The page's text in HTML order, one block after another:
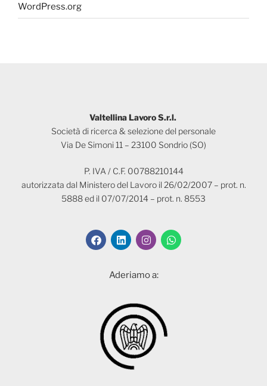
WordPress.org
Valtellina Lavoro S.r.l.
Società di ricerca & selezione del personale
Via De Simoni 11 – 23100 Sondrio (SO)
P. IVA / C.F. 00788210144
autorizzata dal Ministero del Lavoro il 26/02/2007 – prot. n.
5888 ed il 07/07/2014 – prot. n. 8553
Aderiamo a: